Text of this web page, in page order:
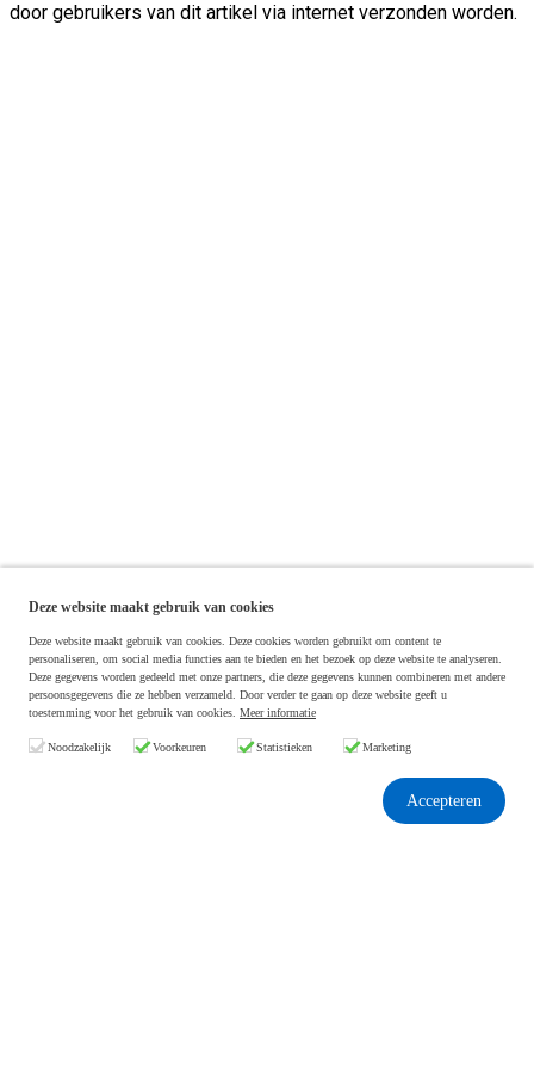
door gebruikers van dit artikel via internet verzonden worden.
Deze website maakt gebruik van cookies
Deze website maakt gebruik van cookies. Deze cookies worden gebruikt om content te
personaliseren, om social media functies aan te bieden en het bezoek op deze website te analyseren.
Deze gegevens worden gedeeld met onze partners, die deze gegevens kunnen combineren met andere
persoonsgegevens die ze hebben verzameld. Door verder te gaan op deze website geeft u
toestemming voor het gebruik van cookies. Meer informatie
Noodzakelijk Voorkeuren Statistieken Marketing
Accepteren